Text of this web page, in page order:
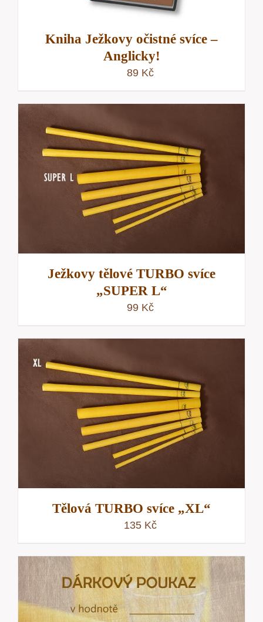
Kniha Ježkovy očistné svíce –
Anglicky!
89 Kč
Ježkovy tělové TURBO svíce
„SUPER L“
99 Kč
Tělová TURBO svíce „XL“
135 Kč